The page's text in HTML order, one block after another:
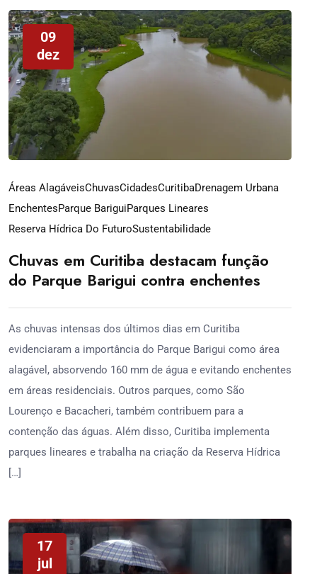
09
dez
Áreas AlagáveisChuvasCidadesCuritibaDrenagem Urbana
EnchentesParque BariguiParques Lineares
Reserva Hídrica Do FuturoSustentabilidade
Chuvas em Curitiba destacam função
do Parque Barigui contra enchentes
As chuvas intensas dos últimos dias em Curitiba
evidenciaram a importância do Parque Barigui como área
alagável, absorvendo 160 mm de água e evitando enchentes
em áreas residenciais. Outros parques, como São
Lourenço e Bacacheri, também contribuem para a
contenção das águas. Além disso, Curitiba implementa
parques lineares e trabalha na criação da Reserva Hídrica
[…]
17
jul